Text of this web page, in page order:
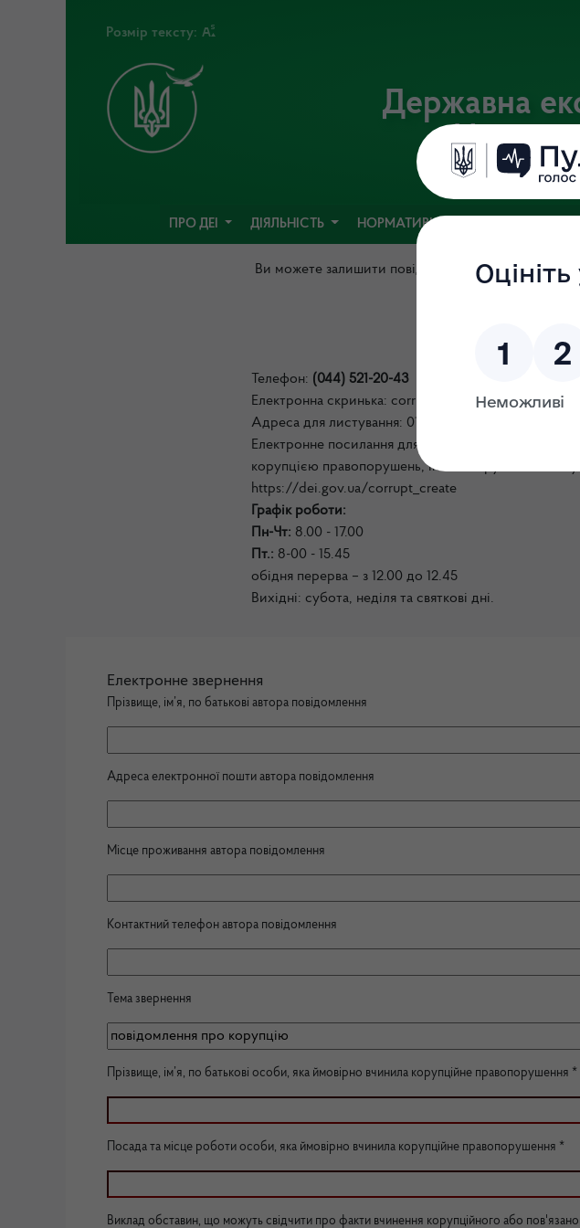
Розмір тексту:
Державна
ПРО ДЕІ ДІЯЛЬНІСТЬ НОРМАТИВНА БАЗА
Ви можете залишити повідомлення про можливі
інших порушень Закону
Телефон: (044) 521-20-43
Електронна скринька: corrupt@dei.gov.ua
Адреса для листування: 01042, м. Київ,
Електронне посилання для повідомлення про
корупцією правопорушень, інших порушень Закону
https://dei.gov.ua/corrupt_create
Графік роботи:
Пн-Чт: 8.00 - 17.00
Пт.: 8-00 - 15.45
обідня перерва – з 12.00 до 12.45
Вихідні: субота, неділя та святкові дні.
Електронне звернення
Прізвище, ім’я, по батькові автора повідомлення
Адреса електронної пошти автора повідомлення
Місце проживання автора повідомлення
Контактний телефон автора повідомлення
Тема звернення
Прізвище, ім’я, по батькові особи, яка ймовірно вчинила корупційне правопорушення *
Посада та місце роботи особи, яка ймовірно вчинила корупційне правопорушення *
Виклад обставин, що можуть свідчити про факти вчинення корупційного або